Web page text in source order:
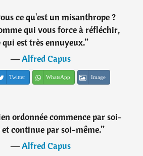
ce qu'est un misanthrope ?
qui vous force à réfléchir,
qui est très ennuyeux.”
―Alfred Capus
Twitter WhatsApp Image
ordonnée commence par soi-
et continue par soi-même.”
―Alfred Capus